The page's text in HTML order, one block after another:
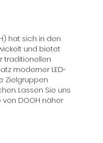
hat sich in den
und bietet
traditionellen
moderner LED-
Zielgruppen
Lassen Sie uns
DOOH näher